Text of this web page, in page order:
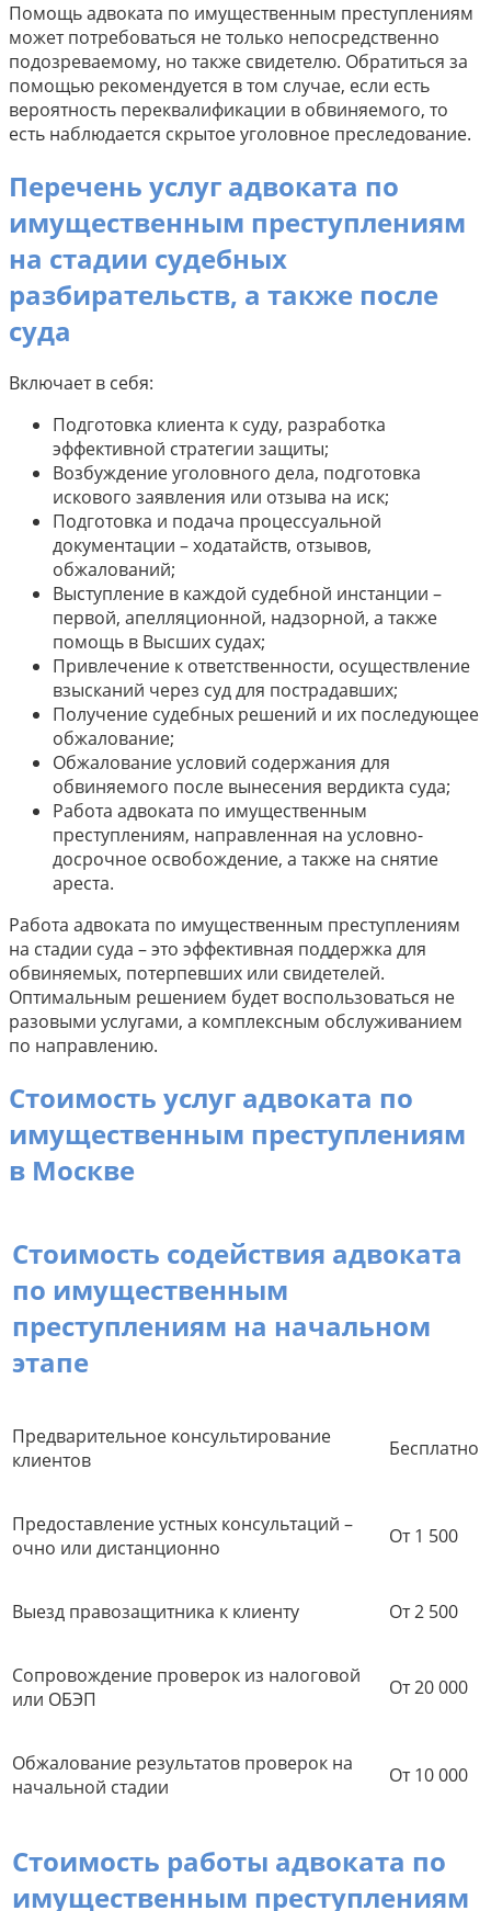
Помощь адвоката по имущественным преступлениям
может потребоваться не только непосредственно
подозреваемому, но также свидетелю. Обратиться за
помощью рекомендуется в том случае, если есть
вероятность переквалификации в обвиняемого, то
есть наблюдается скрытое уголовное преследование.
Перечень услуг адвоката по
имущественным преступлениям
на стадии судебных
разбирательств, а также после
суда
Включает в себя:
Подготовка клиента к суду, разработка
эффективной стратегии защиты;
Возбуждение уголовного дела, подготовка
искового заявления или отзыва на иск;
Подготовка и подача процессуальной
документации – ходатайств, отзывов,
обжалований;
Выступление в каждой судебной инстанции –
первой, апелляционной, надзорной, а также
помощь в Высших судах;
Привлечение к ответственности, осуществление
взысканий через суд для пострадавших;
Получение судебных решений и их последующее
обжалование;
Обжалование условий содержания для
обвиняемого после вынесения вердикта суда;
Работа адвоката по имущественным
преступлениям, направленная на условно-
досрочное освобождение, а также на снятие
ареста.
Работа адвоката по имущественным преступлениям
на стадии суда – это эффективная поддержка для
обвиняемых, потерпевших или свидетелей.
Оптимальным решением будет воспользоваться не
разовыми услугами, а комплексным обслуживанием
по направлению.
Стоимость услуг адвоката по
имущественным преступлениям
в Москве
Стоимость содействия адвоката
по имущественным
преступлениям на начальном
этапе
Предварительное консультирование
клиентов
Бесплатно
Предоставление устных консультаций –
очно или дистанционно
От 1 500
Выезд правозащитника к клиенту От 2 500
Сопровождение проверок из налоговой
или ОБЭП
От 20 000
Обжалование результатов проверок на
начальной стадии
От 10 000
Стоимость работы адвоката по
имущественным преступлениям